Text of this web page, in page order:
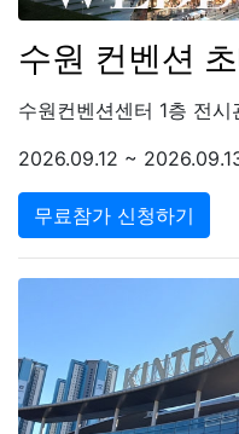
수원 컨벤션
수원컨벤션센터 1층 전시
2026.09.12 ~
무료참가 신청하기